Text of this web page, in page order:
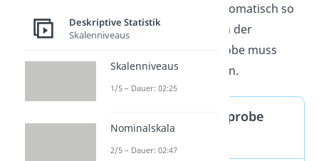
Alter und Geschlecht) automatisch so
vertreten sind wie auch in der
Bevölkerung. Die Stichprobe muss
dafür nurgroß genug sein.
Gut zu wissen: Stichprobe
Deskriptive Statistik
Skalenniveaus
Skalenniveaus
1/5 – Dauer: 02:25
Nominalskala
2/5 – Dauer: 02:47